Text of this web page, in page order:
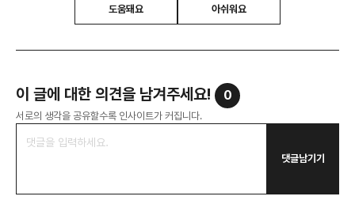
도움돼요 아쉬워요
이 글에 대한 의견을 남겨주세요! 0
서로의 생각을 공유할수록 인사이트가 커집니다.
댓글남기기